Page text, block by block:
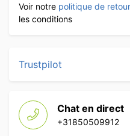
Voir notre politique de retour
les conditions
Trustpilot
Chat en direct
+31850509912